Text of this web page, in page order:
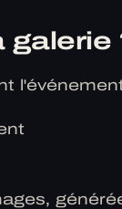
galerie